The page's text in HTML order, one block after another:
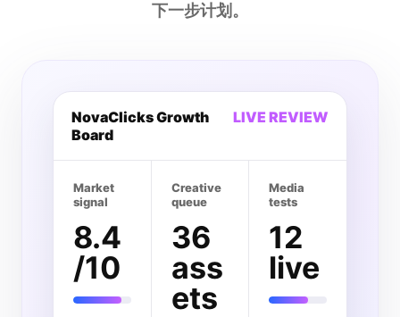
下一步计划。
NovaClicks Growth
Board
LIVE REVIEW
Market
signal
8.4
/10
Creative
queue
36
ass
ets
Media
tests
12
live